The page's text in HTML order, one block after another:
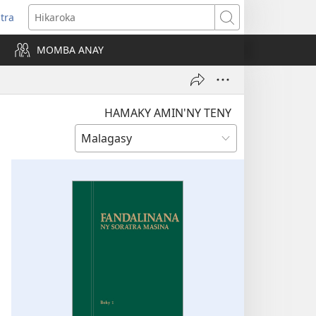
Hikaroka
MOMBA ANAY
HAMAKY AMIN'NY TENY